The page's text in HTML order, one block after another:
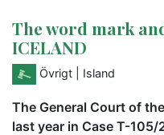
The word mark
ICELAND
Övrigt | Island
The General Court of
last year in Case T-